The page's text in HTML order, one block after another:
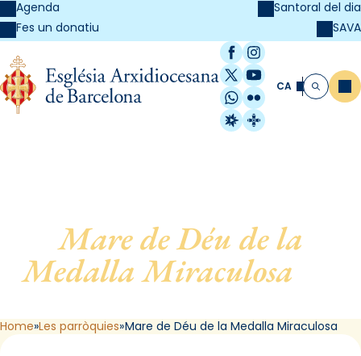
Agenda
Fes un donatiu
Santoral del dia
SAVA
Facebook
Instagram
X / Twitter
YouTube
WhatsApp
Flickr
Radio Estel
Catalunya
CA Cerca
Mare de Déu de la
Medalla Miraculosa
Home Les parròquies Mare de Déu de la Medalla Miraculosa